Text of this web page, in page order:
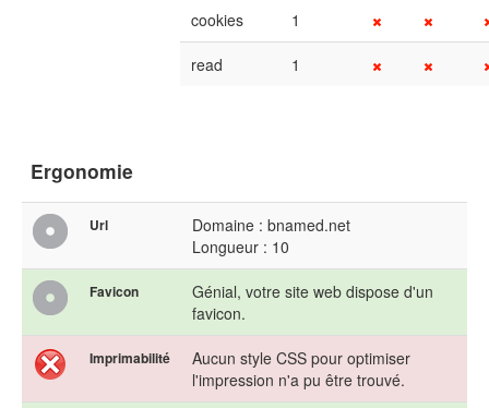
cookies 1
read 1
Ergonomie
Url
Domaine : bnamed.net
Longueur : 10
Favicon
Génial, votre site web dispose d'un
favicon.
Imprimabilité
Aucun style CSS pour optimiser
l'impression n'a pu être trouvé.